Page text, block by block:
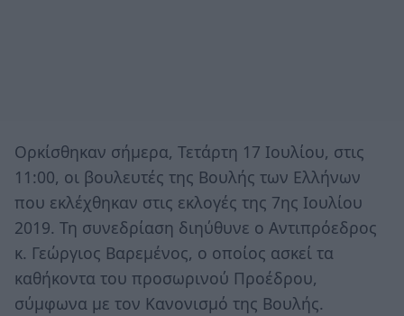
Ορκίσθηκαν σήμερα, Τετάρτη 17 Ιουλίου, στις
11:00, οι βουλευτές της Βουλής των Ελλήνων
που εκλέχθηκαν στις εκλογές της 7ης Ιουλίου
2019. Τη συνεδρίαση διηύθυνε ο Αντιπρόεδρος
κ. Γεώργιος Βαρεμένος, ο οποίος ασκεί τα
καθήκοντα του προσωρινού Προέδρου,
σύμφωνα με τον Κανονισμό της Βουλής.